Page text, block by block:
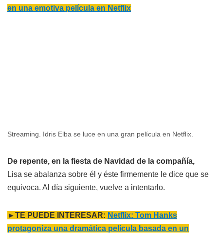
en una emotiva película en Netflix
Streaming. Idris Elba se luce en una gran película en Netflix.
De repente, en la fiesta de Navidad de la compañía,
Lisa se abalanza sobre él y éste firmemente le dice que se
equivoca. Al día siguiente, vuelve a intentarlo.
►TE PUEDE INTERESAR: Netflix: Tom Hanks
protagoniza una dramática película basada en un